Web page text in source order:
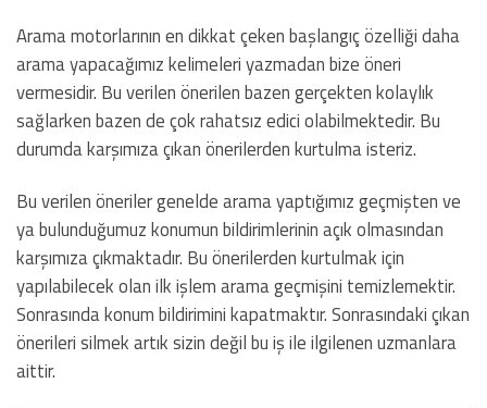
Arama motorlarının en dikkat çeken başlangıç özelliği daha
arama yapacağımız kelimeleri yazmadan bize öneri
vermesidir. Bu verilen önerilen bazen gerçekten kolaylık
sağlarken bazen de çok rahatsız edici olabilmektedir. Bu
durumda karşımıza çıkan önerilerden kurtulma isteriz.
Bu verilen öneriler genelde arama yaptığımız geçmişten ve
ya bulunduğumuz konumun bildirimlerinin açık olmasından
karşımıza çıkmaktadır. Bu önerilerden kurtulmak için
yapılabilecek olan ilk işlem arama geçmişini temizlemektir.
Sonrasında konum bildirimini kapatmaktır. Sonrasındaki çıkan
önerileri silmek artık sizin değil bu iş ile ilgilenen uzmanlara
aittir.